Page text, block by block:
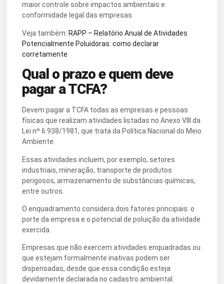
maior controle sobre impactos ambientais e
conformidade legal das empresas.
Veja também: RAPP – Relatório Anual de Atividades
Potencialmente Poluidoras: como declarar
corretamente
Qual o prazo e quem deve
pagar a TCFA?
Devem pagar a TCFA todas as empresas e pessoas
físicas que realizam atividades listadas no Anexo VIII da
Lei nº 6.938/1981, que trata da Política Nacional do Meio
Ambiente.
Essas atividades incluem, por exemplo, setores
industriais, mineração, transporte de produtos
perigosos, armazenamento de substâncias químicas,
entre outros.
O enquadramento considera dois fatores principais: o
porte da empresa e o potencial de poluição da atividade
exercida.
Empresas que não exercem atividades enquadradas ou
que estejam formalmente inativas podem ser
dispensadas, desde que essa condição esteja
devidamente declarada no cadastro ambiental.